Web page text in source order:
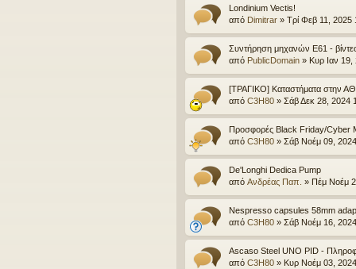
Londinium Vectis!
από Dimitrar » Τρί Φεβ 11, 2025
Συντήρηση μηχανών Ε61 -
από PublicDomain » Κυρ Ιαν
[ΤΡΑΓΙΚΟ] Καταστήματα στην
από C3H80 » Σάβ Δεκ 28, 2024
Προσφορές Black Friday/Cyber
από C3H80 » Σάβ Νοέμ 09,
De'Longhi Dedica Pump
από Ανδρέας Παπ. » Πέμ Νοέμ
Nespresso capsules 58mm
από C3H80 » Σάβ Νοέμ 16,
Ascaso Steel UNO PID -
από C3H80 » Κυρ Νοέμ 03,